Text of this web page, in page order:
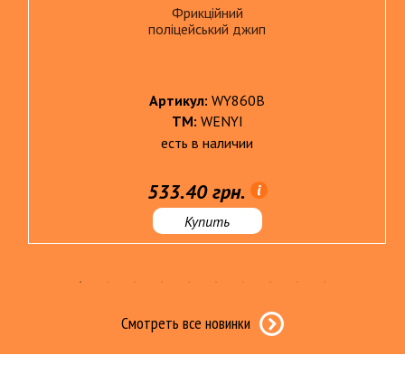
Фрикційний
поліцейський джип
Артикул: WY860B
ТМ: WENYI
есть в наличии
533.40 грн.
Купить
Смотреть все новинки